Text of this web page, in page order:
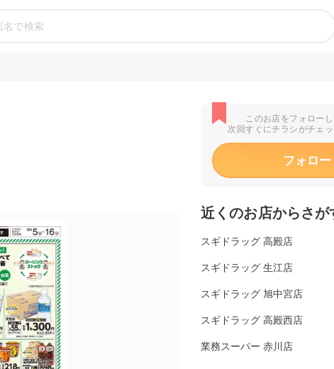
このお店をフォローし
次回すぐにチラシがチェッ
フォロー
近くのお店からさが
スギドラッグ 高殿店
スギドラッグ 生江店
スギドラッグ 旭中宮店
スギドラッグ 高殿西店
業務スーパー 赤川店